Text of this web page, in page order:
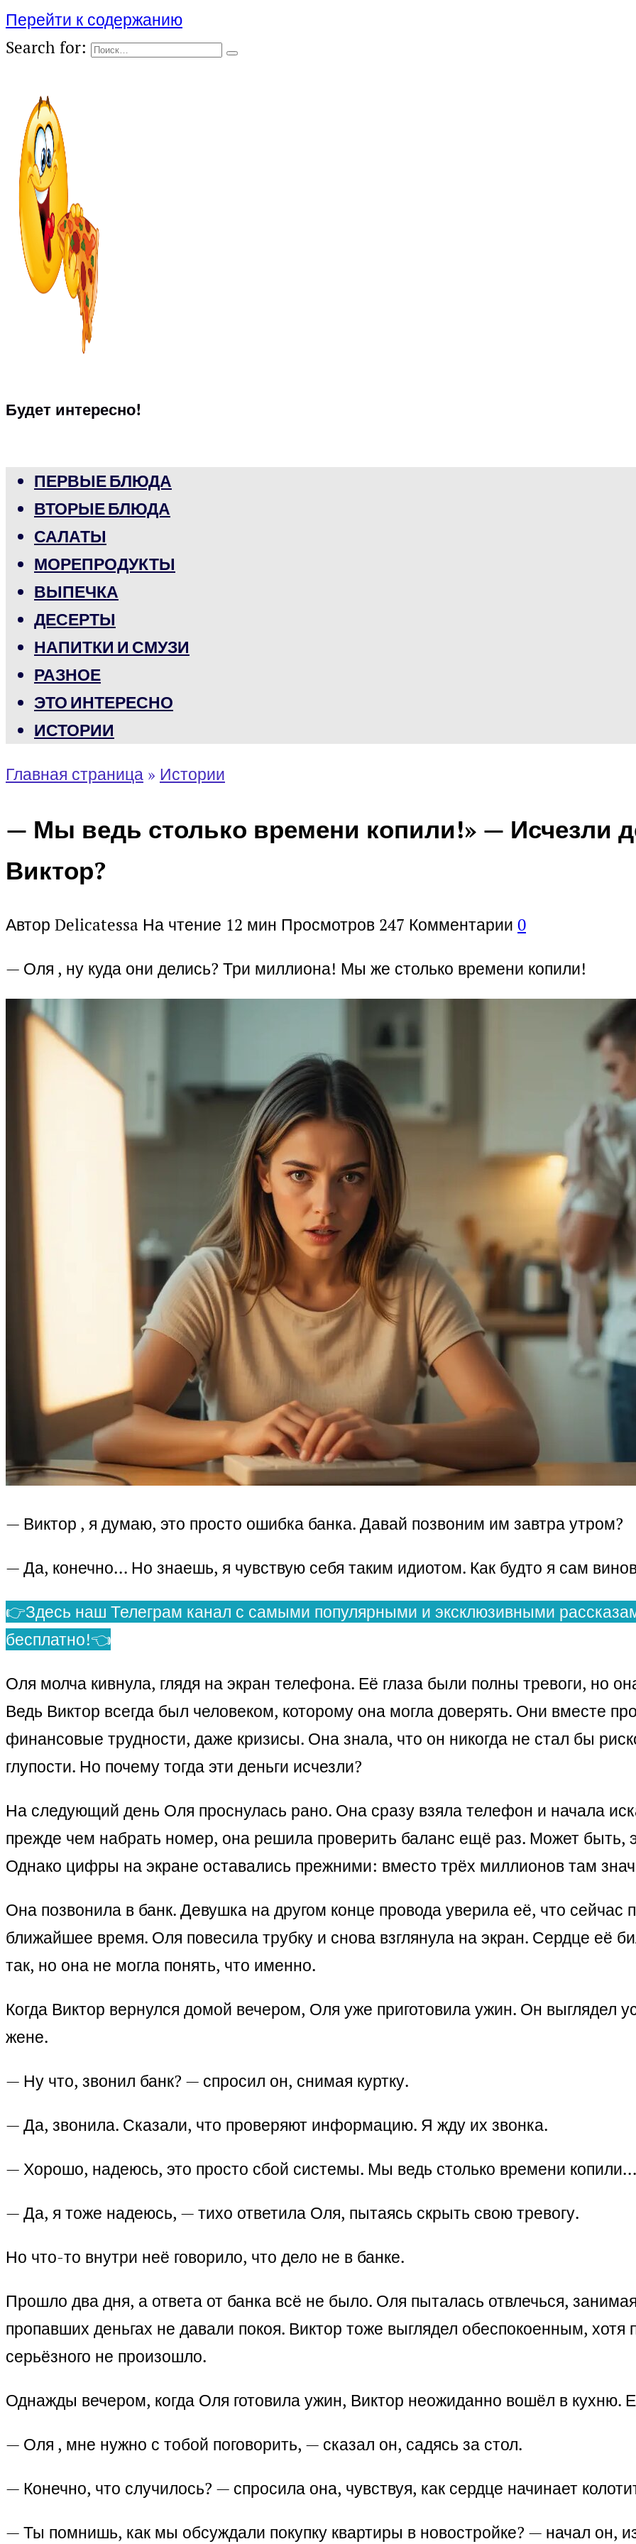
Перейти к содержанию
Search for:
Будет интересно!
ПЕРВЫЕ БЛЮДА
ВТОРЫЕ БЛЮДА
САЛАТЫ
МОРЕПРОДУКТЫ
ВЫПЕЧКА
ДЕСЕРТЫ
НАПИТКИ И СМУЗИ
РАЗНОЕ
ЭТО ИНТЕРЕСНО
ИСТОРИИ
Главная страница » Истории
— Мы ведь столько времени копили!» — Исчезли
Виктор?
Автор Delicatessa На чтение 12 мин Просмотров 247 Комментарии 0
— Оля , ну куда они делись? Три миллиона! Мы же столько времени копили!
— Виктор , я думаю, это просто ошибка банка. Давай позвоним им завтра утром?
— Да, конечно… Но знаешь, я чувствую себя таким идиотом. Как будто я сам
👉Здесь наш Телеграм канал с самыми популярными и эксклюзивными
бесплатно!👈
Оля молча кивнула, глядя на экран телефона. Её глаза были полны тревоги, но
Ведь Виктор всегда был человеком, которому она могла доверять. Они вместе
финансовые трудности, даже кризисы. Она знала, что он никогда не стал бы
глупости. Но почему тогда эти деньги исчезли?
На следующий день Оля проснулась рано. Она сразу взяла телефон и начала
прежде чем набрать номер, она решила проверить баланс ещё раз. Может быть,
Однако цифры на экране оставались прежними: вместо трёх миллионов там
Она позвонила в банк. Девушка на другом конце провода уверила её, что
ближайшее время. Оля повесила трубку и снова взглянула на экран. Сердце её
так, но она не могла понять, что именно.
Когда Виктор вернулся домой вечером, Оля уже приготовила ужин. Он выглядел
жене.
— Ну что, звонил банк? — спросил он, снимая куртку.
— Да, звонила. Сказали, что проверяют информацию. Я жду их звонка.
— Хорошо, надеюсь, это просто сбой системы. Мы ведь столько времени копили…
— Да, я тоже надеюсь, — тихо ответила Оля, пытаясь скрыть свою тревогу.
Но что-то внутри неё говорило, что дело не в банке.
Прошло два дня, а ответа от банка всё не было. Оля пыталась отвлечься,
пропавших деньгах не давали покоя. Виктор тоже выглядел обеспокоенным, хотя
серьёзного не произошло.
Однажды вечером, когда Оля готовила ужин, Виктор неожиданно вошёл в кухню.
— Оля , мне нужно с тобой поговорить, — сказал он, садясь за стол.
— Конечно, что случилось? — спросила она, чувствуя, как сердце начинает
— Ты помнишь, как мы обсуждали покупку квартиры в новостройке? — начал он,